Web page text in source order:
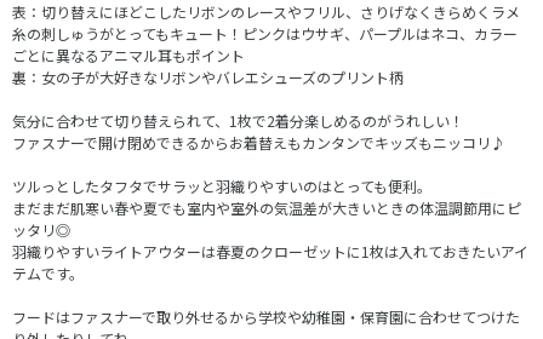
表：切り替えにほどこしたリボンのレースやフリル、さりげなくきらめくラメ
糸の刺しゅうがとってもキュート！ピンクはウサギ、パープルはネコ、カラー
ごとに異なるアニマル耳もポイント
裏：女の子が大好きなリボンやバレエシューズのプリント柄
気分に合わせて切り替えられて、1枚で2着分楽しめるのがうれしい！
ファスナーで開け閉めできるからお着替えもカンタンでキッズもニッコリ♪
ツルっとしたタフタでサラッと羽織りやすいのはとっても便利。
まだまだ肌寒い春や夏でも室内や室外の気温差が大きいときの体温調節用にピ
ッタリ◎
羽織りやすいライトアウターは春夏のクローゼットに1枚は入れておきたいアイ
テムです。
フードはファスナーで取り外せるから学校や幼稚園・保育園に合わせてつけた